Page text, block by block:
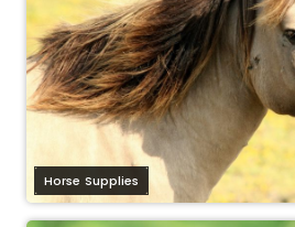
Horse Supplies